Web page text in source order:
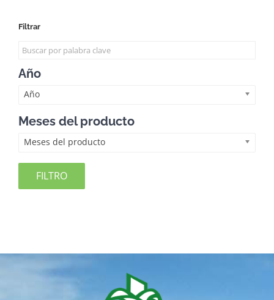
Filtrar
Año
Año
Meses del producto
Meses del producto
FILTRO